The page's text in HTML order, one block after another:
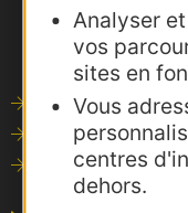
Analyser
vos
sites en
Vous
centres
dehors.
Outils de
Photothèque
Consultations